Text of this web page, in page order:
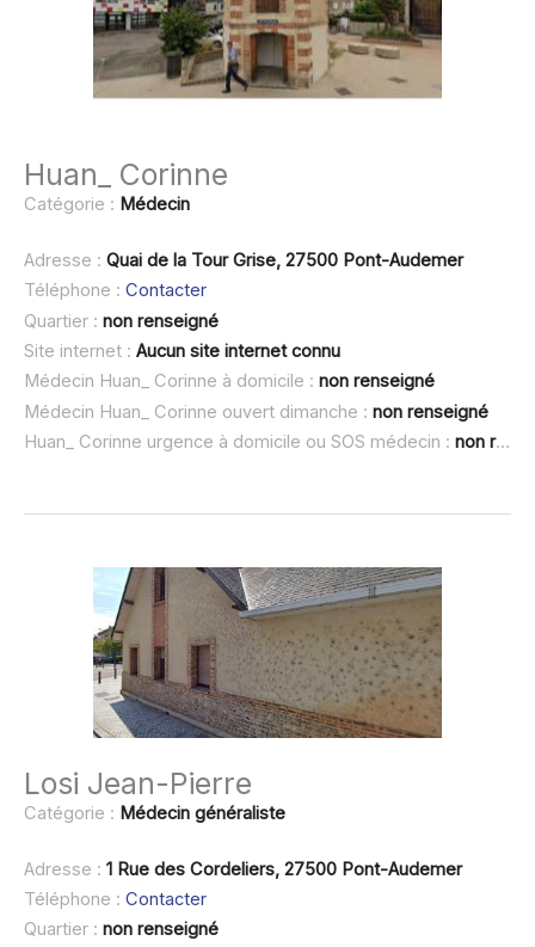
Huan_ Corinne
Catégorie : Médecin
Adresse : Quai de la Tour Grise, 27500 Pont-Audemer
Téléphone : Contacter
Quartier : non renseigné
Site internet : Aucun site internet connu
Médecin Huan_ Corinne à domicile : non renseigné
Médecin Huan_ Corinne ouvert dimanche : non renseigné
Huan_ Corinne urgence à domicile ou SOS médecin : non renseigné
Losi Jean-Pierre
Catégorie : Médecin généraliste
Adresse : 1 Rue des Cordeliers, 27500 Pont-Audemer
Téléphone : Contacter
Quartier : non renseigné